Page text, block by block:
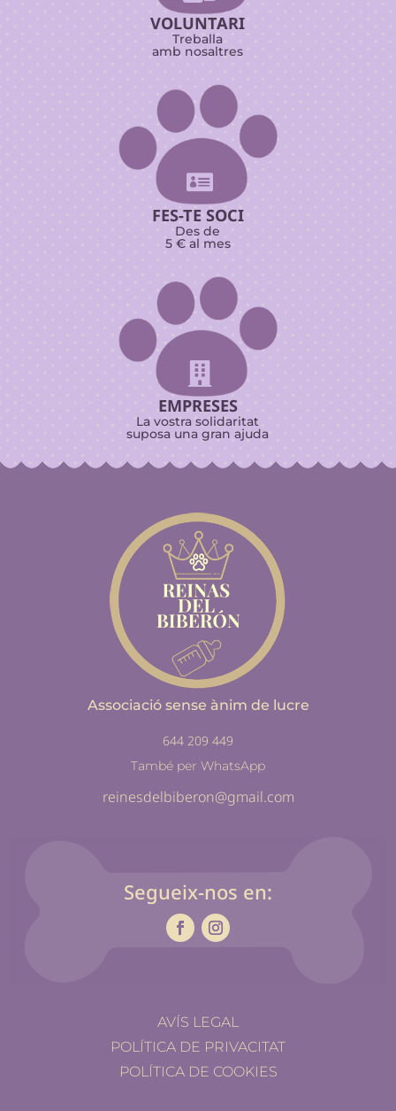
VOLUNTARI
Treballa
amb nosaltres

FES-TE SOCI
Des de
5 € al mes

EMPRESES
La vostra solidaritat
suposa una gran ajuda
Associació sense ànim de lucre
644 209 449
També per WhatsApp
reinesdelbiberon@gmail.com
Segueix-nos en:
AVÍS LEGAL
POLÍTICA DE PRIVACITAT
POLÍTICA DE COOKIES